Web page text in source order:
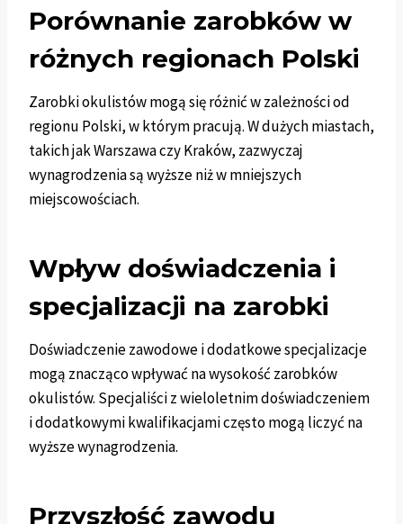
Porównanie zarobków w
różnych regionach Polski
Zarobki okulistów mogą się różnić w zależności od
regionu Polski, w którym pracują. W dużych miastach,
takich jak Warszawa czy Kraków, zazwyczaj
wynagrodzenia są wyższe niż w mniejszych
miejscowościach.
Wpływ doświadczenia i
specjalizacji na zarobki
Doświadczenie zawodowe i dodatkowe specjalizacje
mogą znacząco wpływać na wysokość zarobków
okulistów. Specjaliści z wieloletnim doświadczeniem
i dodatkowymi kwalifikacjami często mogą liczyć na
wyższe wynagrodzenia.
Przyszłość zawodu